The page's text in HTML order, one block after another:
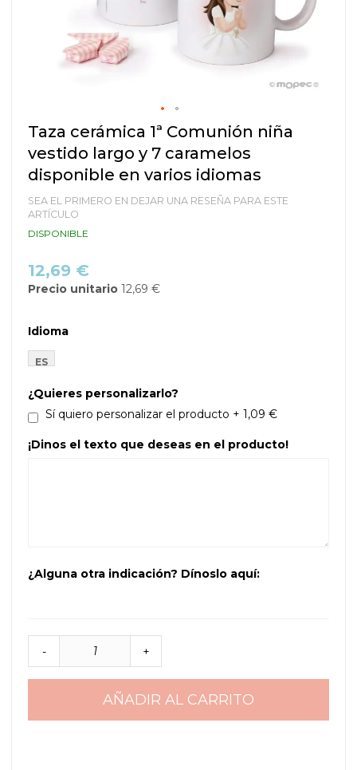
Saltar
al
comienzo
de
la
galería
de
imágenes
Taza cerámica 1ª Comunión niña
vestido largo y 7 caramelos
disponible en varios idiomas
SEA EL PRIMERO EN DEJAR UNA RESEÑA PARA ESTE
ARTÍCULO
DISPONIBLE
12,69 €
Precio unitario 12,69 €
Idioma
ES
¿Quieres personalizarlo?
Sí quiero personalizar el producto + 1,09 €
¡Dinos el texto que deseas en el producto!
¿Alguna otra indicación? Dínoslo aquí:
- +
AÑADIR AL CARRITO